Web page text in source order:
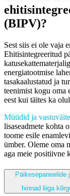
(BIPV)?
Sest siis ei ole vaja
Ehitisintegreeritud
energiatootmise
tasakaalustatud ja
teenimist kogu oma
eest kui täites ka
Müüdid ja
lisaseadmete kohta
toome esile
ümber. Oleme oma
aga meie positiivne
Päikesepaneelide
hinnad liiga